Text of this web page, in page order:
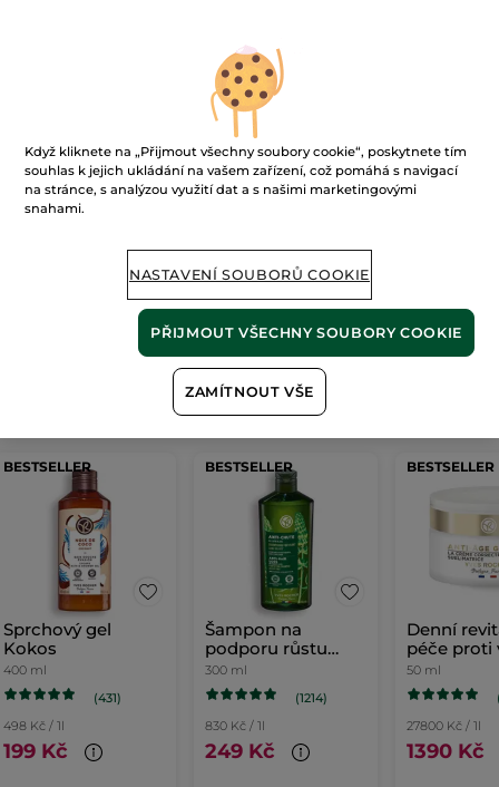
Ups!
Stránku nelze zobrazit.
odkaz není platný.
nejprodávanější produkty
BESTSELLER
Sprchový gel
Kokos
400 ml
(431)
498 Kč / 1l
199 Kč
BESTSELLER
Šampon na
podporu růstu
vlasů
300 ml
(1214)
830 Kč / 1l
249 Kč
BESTSELLER
Denní
péče proti
50 ml
27800 Kč / 1l
1390 Kč
Když kliknete na „Přijmout všechny soubory cookie“, poskytnete tím
souhlas k jejich ukládání na vašem zařízení, což pomáhá s navigací
na stránce, s analýzou využití dat a s našimi marketingovými
snahami.
NASTAVENÍ SOUBORŮ COOKIE
ZAMÍTNOUT VŠE
PŘIJMOUT VŠECHNY SOUBORY COOKIE